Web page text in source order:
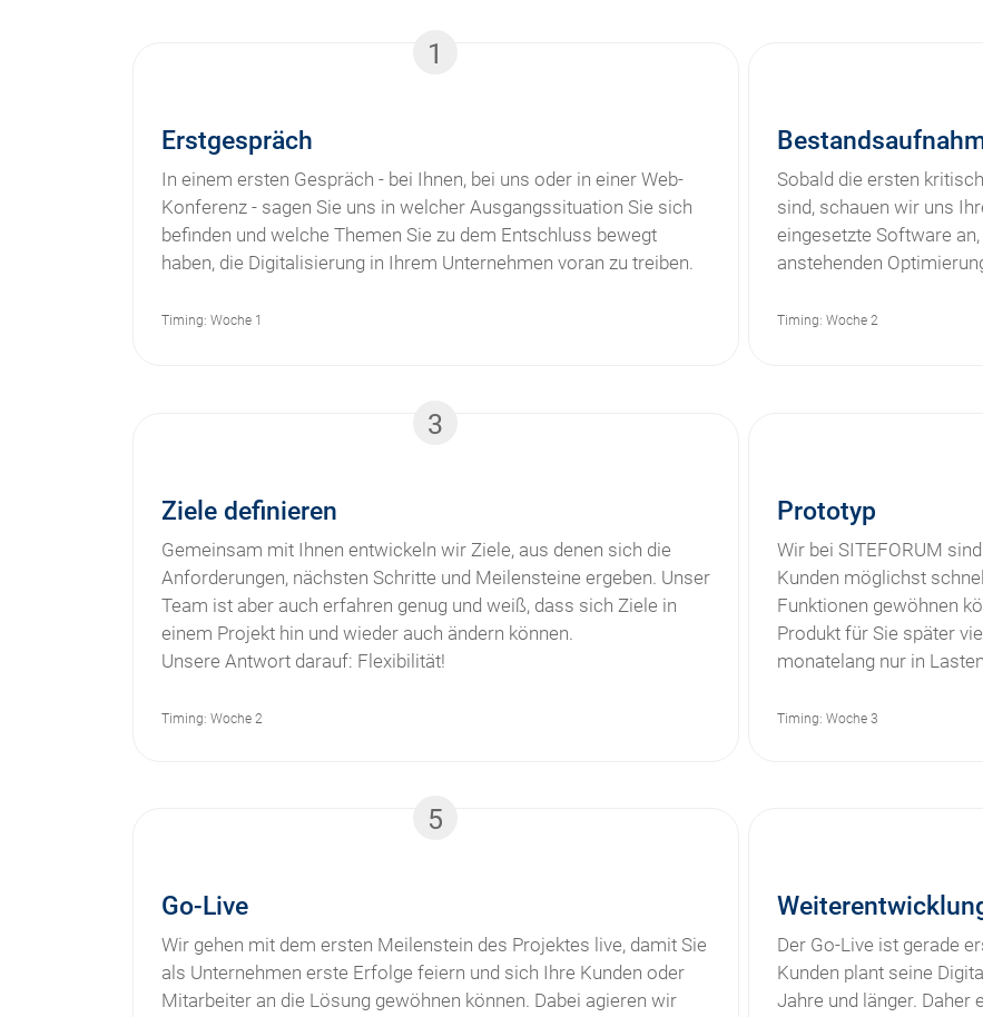
1
Erstgespräch
In einem ersten Gespräch - bei Ihnen, bei uns oder in einer Web-
Konferenz - sagen Sie uns in welcher Ausgangssituation Sie sich
befinden und welche Themen Sie zu dem Entschluss bewegt
haben, die Digitalisierung in Ihrem Unternehmen voran zu treiben.
Timing: Woche 1
Sobald die ersten
sind, schauen wir uns
eingesetzte Software
anstehenden
Timing: Woche 2
3
Ziele definieren
Gemeinsam mit Ihnen entwickeln wir Ziele, aus denen sich die
Anforderungen, nächsten Schritte und Meilensteine ergeben. Unser
Team ist aber auch erfahren genug und weiß, dass sich Ziele in
einem Projekt hin und wieder auch ändern können.
Unsere Antwort darauf: Flexibilität!
Timing: Woche 2
Prototyp
Wir bei SITEFORUM
Kunden möglichst
Funktionen gewöhnen
Produkt für Sie später
monatelang nur in
Timing: Woche 3
5
Go-Live
Wir gehen mit dem ersten Meilenstein des Projektes live, damit Sie
als Unternehmen erste Erfolge feiern und sich Ihre Kunden oder
Mitarbeiter an die Lösung gewöhnen können. Dabei agieren wir
Der Go-Live ist gerade
Kunden plant seine
Jahre und länger.